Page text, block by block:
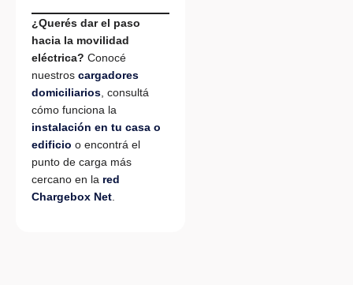
¿Querés dar el paso
hacia la movilidad
eléctrica? Conocé
nuestros cargadores
domiciliarios , consultá
cómo funciona la
instalación en tu casa o
edificio o encontrá el
punto de carga más
cercano en la red
Chargebox Net